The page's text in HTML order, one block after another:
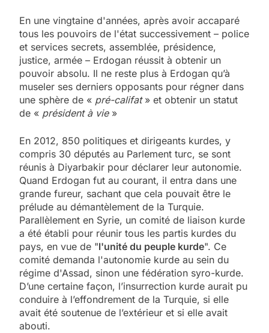
En une vingtaine d'années, après avoir accaparé
tous les pouvoirs de l'état successivement – police
et services secrets, assemblée, présidence,
justice, armée – Erdogan réussit à obtenir un
pouvoir absolu. Il ne reste plus à Erdogan qu’à
museler ses derniers opposants pour régner dans
une sphère de « pré-califat» et obtenir un statut
de « président à vie»
En 2012, 850 politiques et dirigeants kurdes, y
compris 30 députés au Parlement turc, se sont
réunis à Diyarbakir pour déclarer leur autonomie.
Quand Erdogan fut au courant, il entra dans une
grande fureur, sachant que cela pouvait être le
prélude au démantèlement de la Turquie.
Parallèlement en Syrie, un comité de liaison kurde
a été établi pour réunir tous les partis kurdes du
pays, en vue de "l'unité du peuple kurde". Ce
comité demanda l'autonomie kurde au sein du
régime d'Assad, sinon une fédération syro-kurde.
D’une certaine façon, l’insurrection kurde aurait pu
conduire à l’effondrement de la Turquie, si elle
avait été soutenue de l’extérieur et si elle avait
abouti.